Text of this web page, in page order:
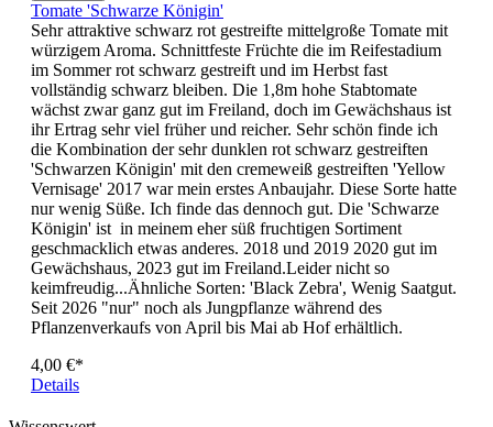
Tomate 'Schwarze Königin'
Sehr attraktive schwarz rot gestreifte mittelgroße Tomate mit
würzigem Aroma. Schnittfeste Früchte die im Reifestadium
im Sommer rot schwarz gestreift und im Herbst fast
vollständig schwarz bleiben. Die 1,8m hohe Stabtomate
wächst zwar ganz gut im Freiland, doch im Gewächshaus ist
ihr Ertrag sehr viel früher und reicher. Sehr schön finde ich
die Kombination der sehr dunklen rot schwarz gestreiften
'Schwarzen Königin' mit den cremeweiß gestreiften 'Yellow
Vernisage' 2017 war mein erstes Anbaujahr. Diese Sorte hatte
nur wenig Süße. Ich finde das dennoch gut. Die 'Schwarze
Königin' ist in meinem eher süß fruchtigen Sortiment
geschmacklich etwas anderes. 2018 und 2019 2020 gut im
Gewächshaus, 2023 gut im Freiland.Leider nicht so
keimfreudig...Ähnliche Sorten: 'Black Zebra', Wenig Saatgut.
Seit 2026 "nur" noch als Jungpflanze während des
Pflanzenverkaufs von April bis Mai ab Hof erhältlich.
4,00 €*
Details